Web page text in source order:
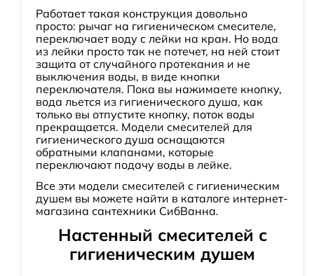
Работает такая конструкция довольно
просто: рычаг на гигиеническом смесителе,
переключает воду с лейки на кран. Но вода
из лейки просто так не потечет, на ней стоит
защита от случайного протекания и не
выключения воды, в виде кнопки
переключателя. Пока вы нажимаете кнопку,
вода льется из гигиенического душа, как
только вы отпустите кнопку, поток воды
прекращается. Модели смесителей для
гигиенического душа оснащаются
обратными клапанами, которые
переключают подачу воды в лейке.
Все эти модели смесителей с гигиеническим
душем вы можете найти в каталоге интернет-
магазина сантехники СибВанна.
Настенный смесителей с
гигиеническим душем